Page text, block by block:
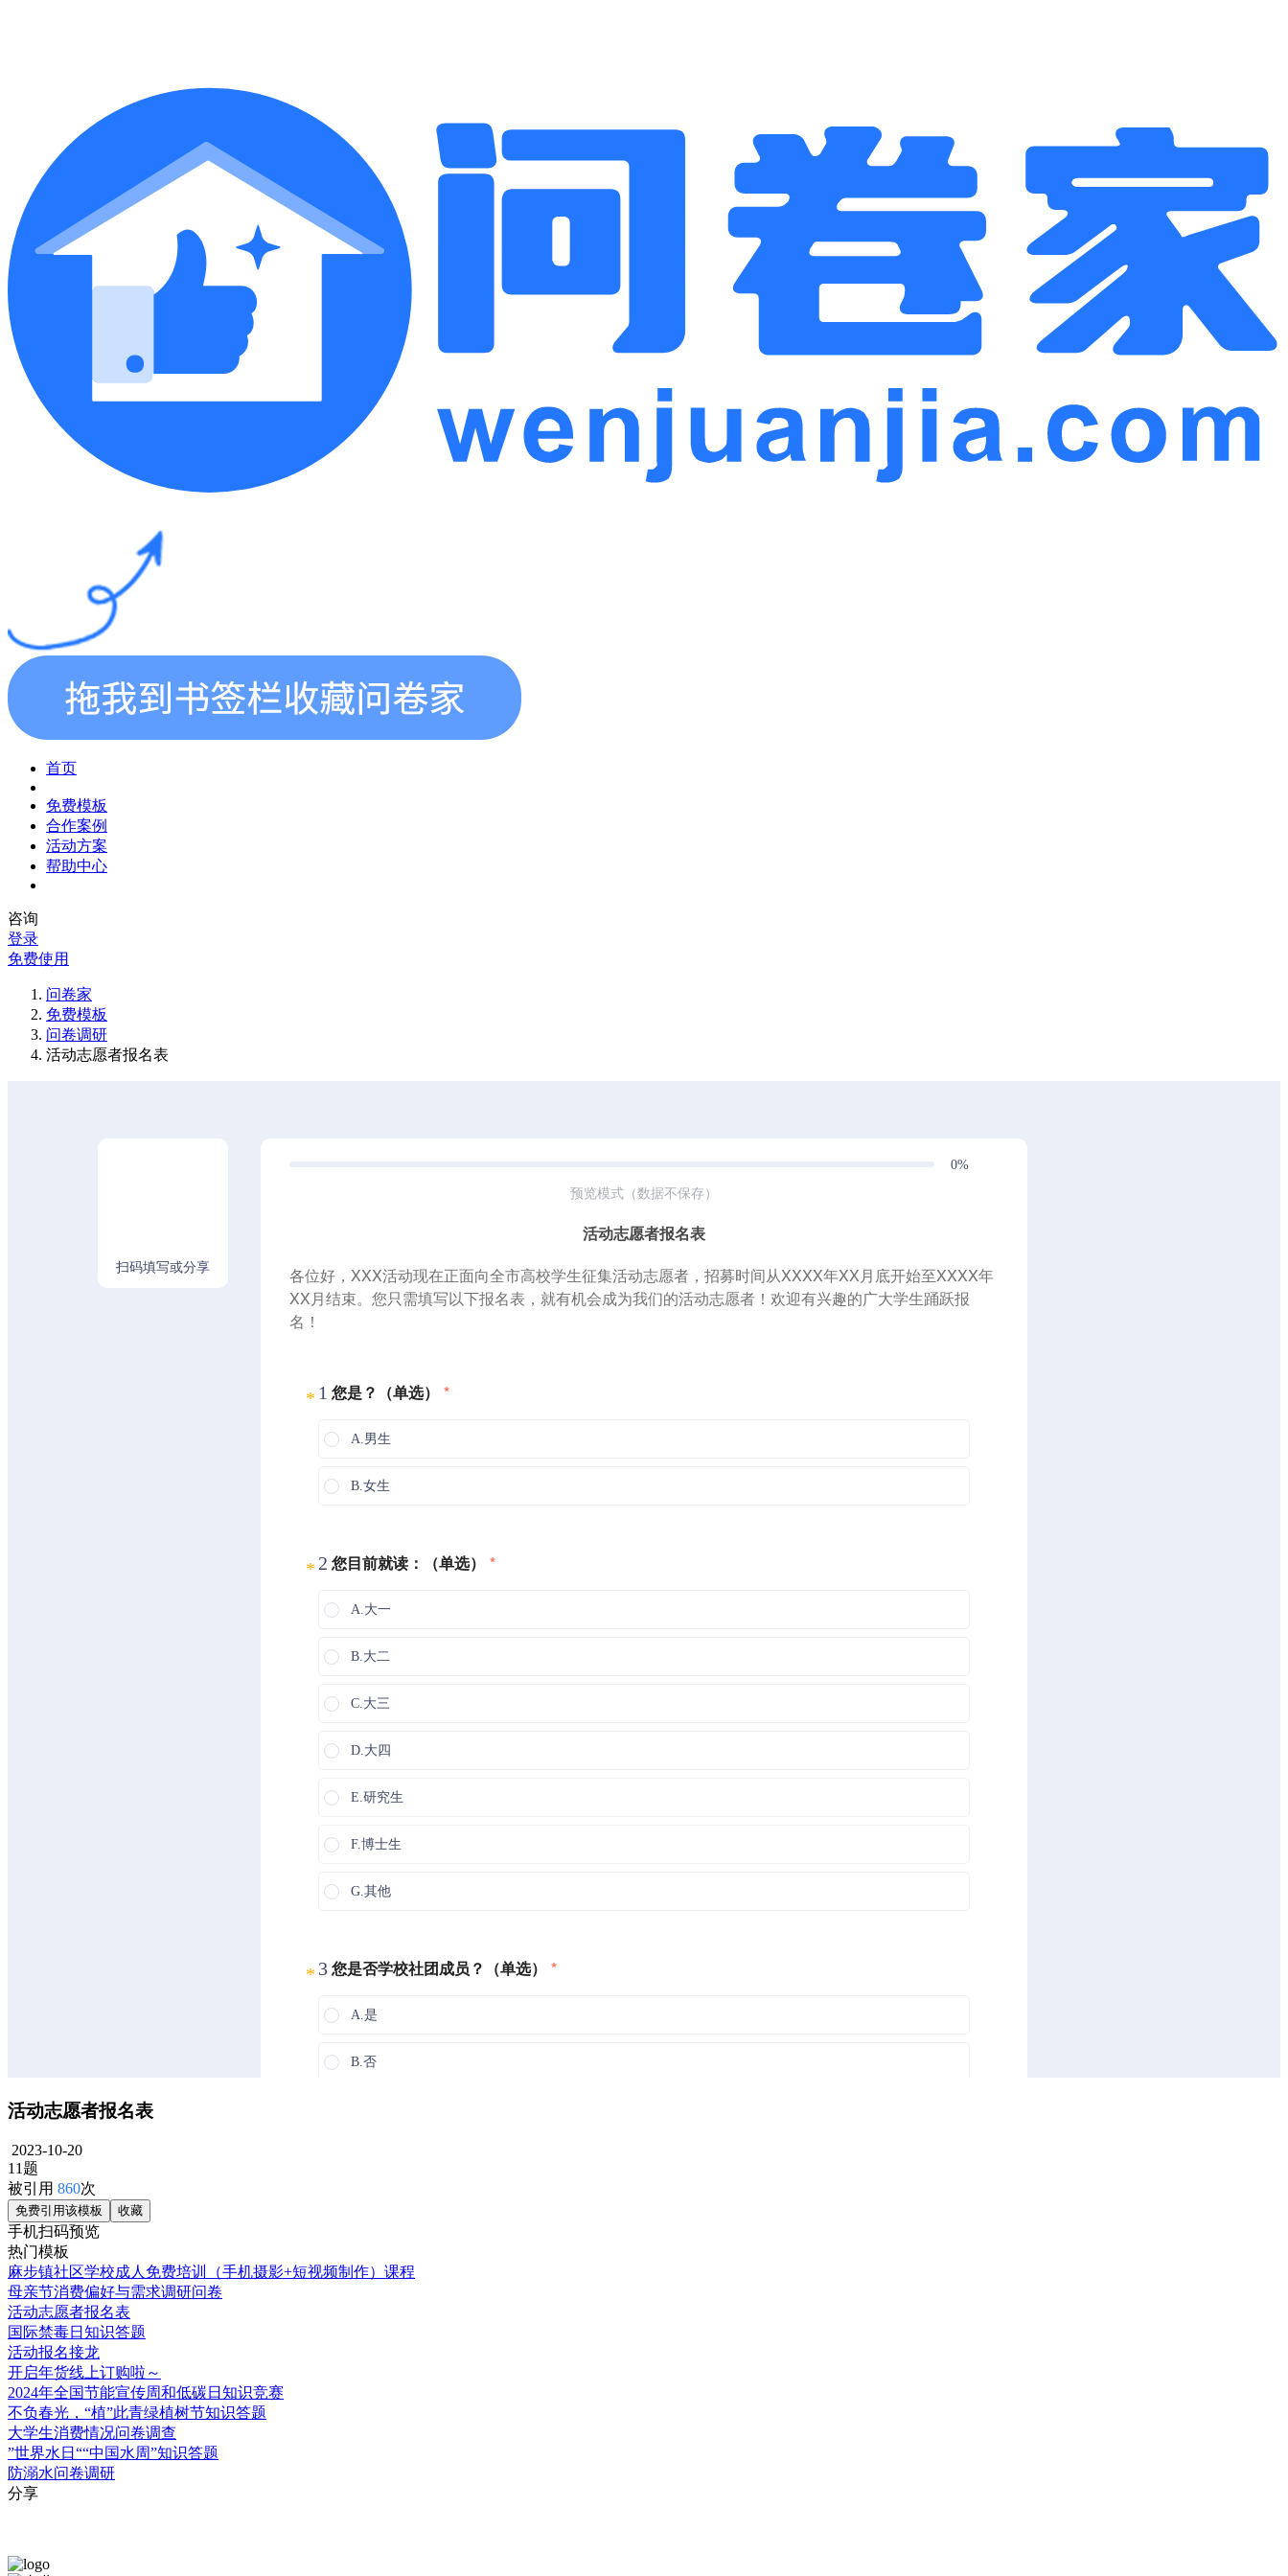
首页
免费模板
合作案例
活动方案
帮助中心
咨询
登录
免费使用
问卷家
免费模板
问卷调研
活动志愿者报名表
活动志愿者报名表
2023-10-20
11题
被引用 860次
免费引用该模板 收藏
手机扫码预览
热门模板
麻步镇社区学校成人免费培训（手机摄影+短视频制作）课程
母亲节消费偏好与需求调研问卷
活动志愿者报名表
国际禁毒日知识答题
活动报名接龙
开启年货线上订购啦～
2024年全国节能宣传周和低碳日知识竞赛
不负春光，“植”此青绿植树节知识答题
大学生消费情况问卷调查
”世界水日““中国水周”知识答题
防溺水问卷调研
分享